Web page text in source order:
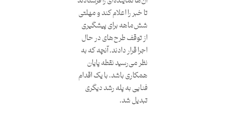
تا خبر را اعلام کند و مهلتی
شش‌ماهه برای پیشگیری
از توقف طر‌ح‌های در حال
اجرا قرار دادند. آنچه که به
نظر می‌رسید نقطه پایان
همکاری باشد، با یک اقدام
فنایی به پله رشد دیگری
تبدیل شد.